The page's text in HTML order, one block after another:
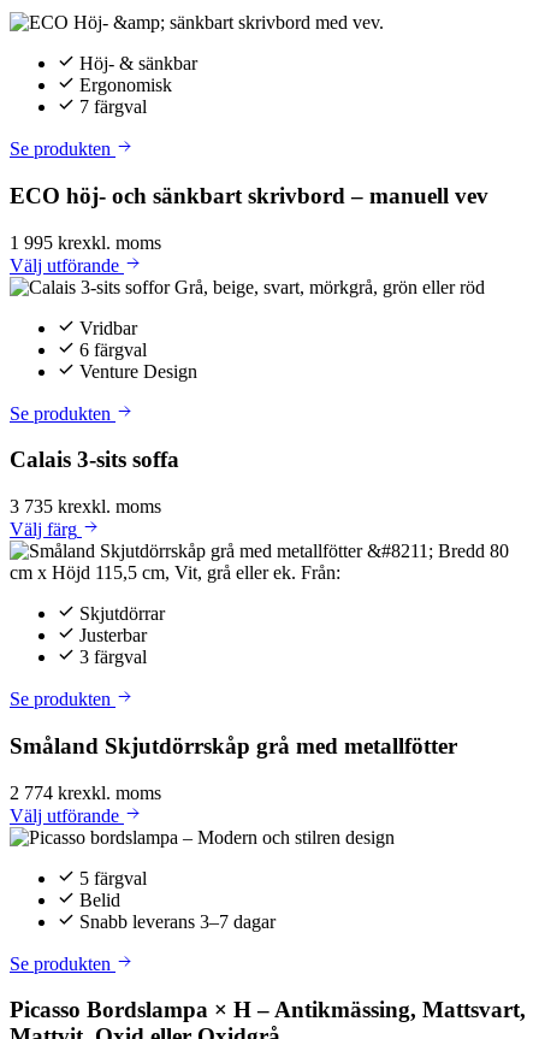
Höj- & sänkbar
Ergonomisk
7 färgval
Se produkten
ECO höj- och sänkbart skrivbord – manuell vev
1 995 krexkl. moms
Välj utförande
Vridbar
6 färgval
Venture Design
Se produkten
Calais 3-sits soffa
3 735 krexkl. moms
Välj färg
Skjutdörrar
Justerbar
3 färgval
Se produkten
Småland Skjutdörrskåp grå med metallfötter
2 774 krexkl. moms
Välj utförande
5 färgval
Belid
Snabb leverans 3–7 dagar
Se produkten
Picasso Bordslampa × H – Antikmässing, Mattsvart,